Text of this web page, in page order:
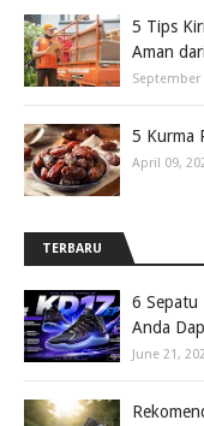
5 Tips
Aman
September
5 Kurma
April 09,
TERBARU
6 Sepatu
Anda
June 21,